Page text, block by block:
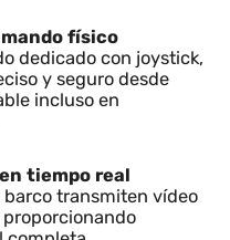
continua
telemetría,
de sistemas, alarmas,
del USV durante
mando físico
dedicado con